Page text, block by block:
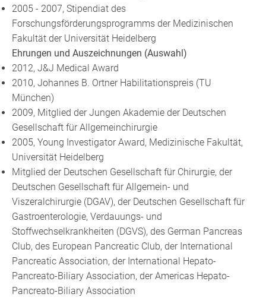
2005 - 2007, Stipendiat des
Forschungsförderungsprogramms der Medizinischen
Fakultät der Universität Heidelberg
Ehrungen und Auszeichnungen (Auswahl)
2012, J&J Medical Award
2010, Johannes B. Ortner Habilitationspreis (TU
München)
2009, Mitglied der Jungen Akademie der Deutschen
Gesellschaft für Allgemeinchirurgie
2005, Young Investigator Award, Medizinische Fakultät,
Universität Heidelberg
Mitglied der Deutschen Gesellschaft für Chirurgie, der
Deutschen Gesellschaft für Allgemein- und
Viszeralchirurgie (DGAV), der Deutschen Gesellschaft für
Gastroenterologie, Verdauungs- und
Stoffwechselkrankheiten (DGVS), des German Pancreas
Club, des European Pancreatic Club, der International
Pancreatic Association, der International Hepato-
Pancreato-Biliary Association, der Americas Hepato-
Pancreato-Biliary Association